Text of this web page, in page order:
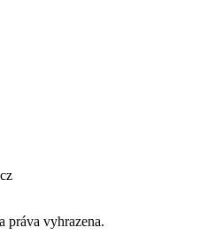
práva vyhrazena.